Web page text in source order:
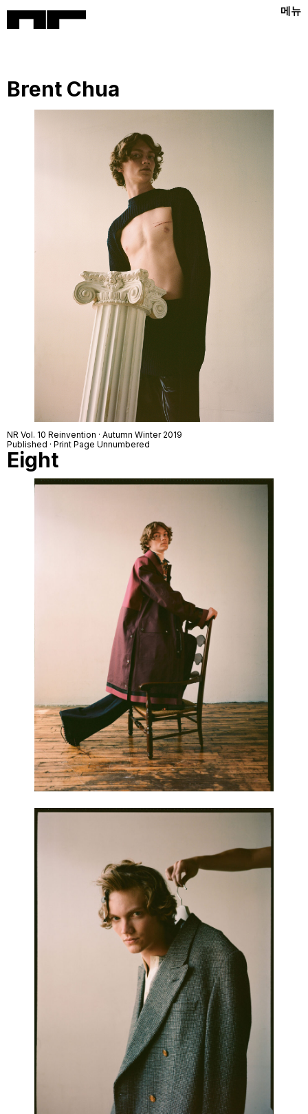
메뉴
Brent Chua
NR Vol. 10 Reinvention · Autumn Winter 2019
Published · Print Page Unnumbered
Eight